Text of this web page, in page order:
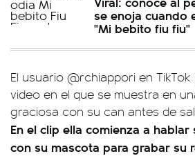
se enoja cuando
"Mi bebito fiu fiu"
El usuario @rchiappori en
video en el que se muestra en
graciosa con su can antes de
En el clip ella comienza a
con su mascota para grabar su